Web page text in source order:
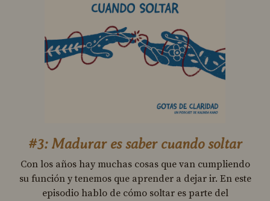
#3: Madurar es saber cuando soltar
Con los años hay muchas cosas que van cumpliendo
su función y tenemos que aprender a dejar ir. En este
episodio hablo de cómo soltar es parte del